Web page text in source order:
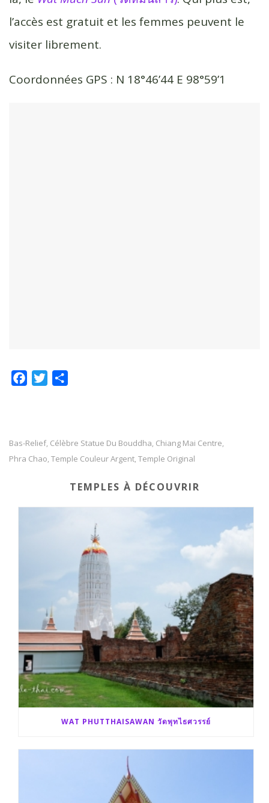
l’accès est gratuit et les femmes peuvent le
visiter librement.
Coordonnées GPS : N 18°46’44 E 98°59’1
b
o
t
e
a
g
r
Bas-Relief, Célèbre Statue Du Bouddha, Chiang Mai Centre,
Phra Chao, Temple Couleur Argent, Temple Original
TEMPLES À DÉCOUVRIR
WAT PHUTTHAISAWAN วัดพุทไธศวรรย์